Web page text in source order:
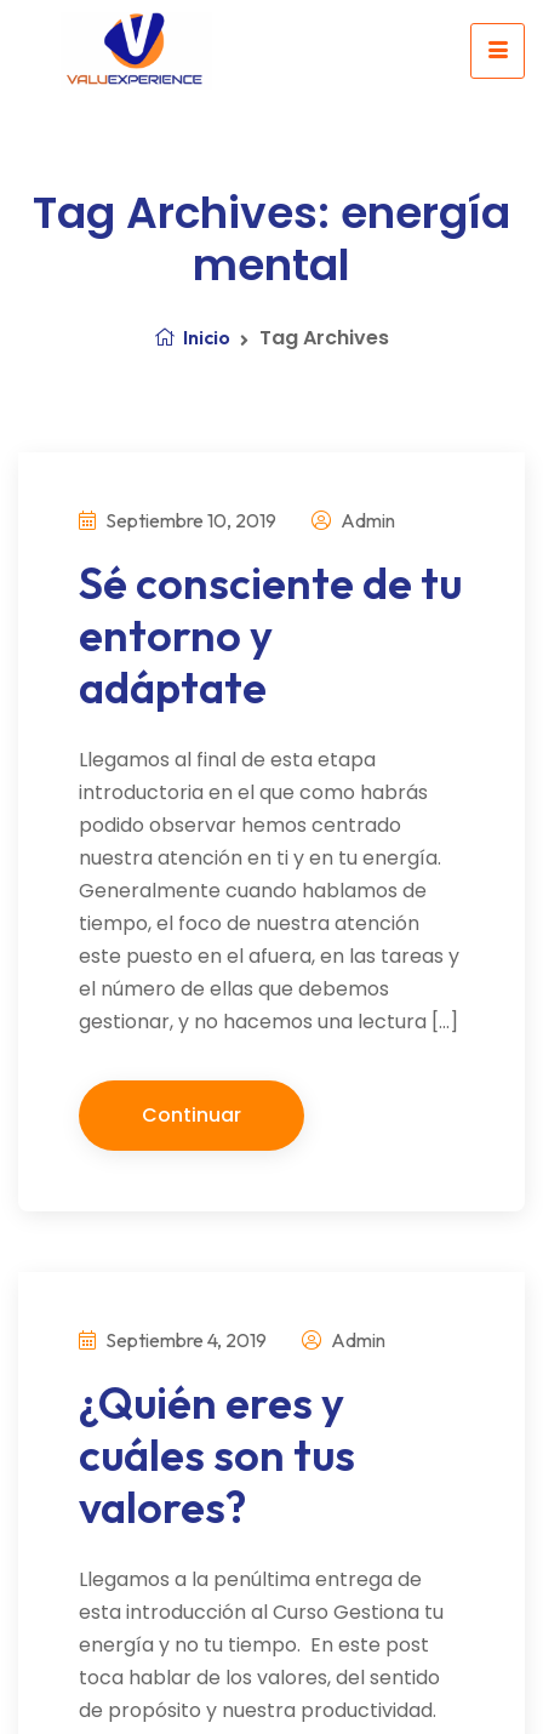
Tag Archives: energía
mental
Inicio Tag Archives
Septiembre 10, 2019 Admin
Sé consciente de tu
entorno y
adáptate
Llegamos al final de esta etapa
introductoria en el que como habrás
podido observar hemos centrado
nuestra atención en ti y en tu energía.
Generalmente cuando hablamos de
tiempo, el foco de nuestra atención
este puesto en el afuera, en las tareas y
el número de ellas que debemos
gestionar, y no hacemos una lectura […]
Continuar
Septiembre 4, 2019 Admin
¿Quién eres y
cuáles son tus
valores?
Llegamos a la penúltima entrega de
esta introducción al Curso Gestiona tu
energía y no tu tiempo. En este post
toca hablar de los valores, del sentido
de propósito y nuestra productividad.